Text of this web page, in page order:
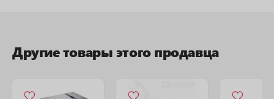
Другие товары этого продавца